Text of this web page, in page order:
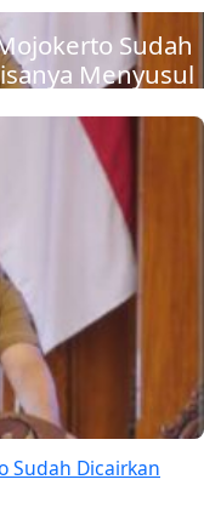
Sudah
Menyusul
Sudah Dicairkan